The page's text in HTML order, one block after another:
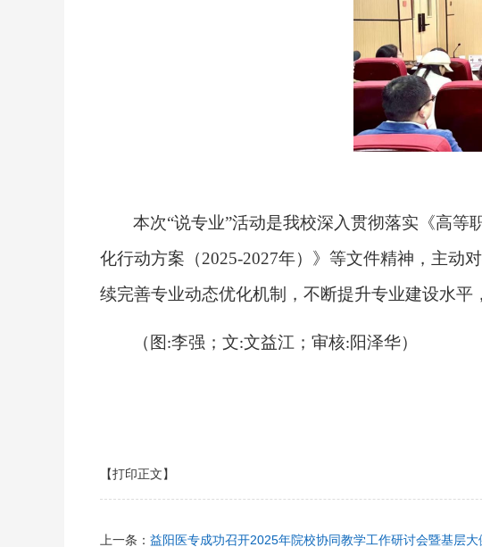
本次“说专业”活动是我校深入贯彻落实《高
化行动方案（2025-2027年）》等文件精神，主动
续完善专业动态优化机制，不断提升专业建设水平
（图 :李强；文:文益江；审核: 阳泽华）
【打印正文】
上一条： 益阳医专成功召开2025年院校协同教学工作研讨会暨基层